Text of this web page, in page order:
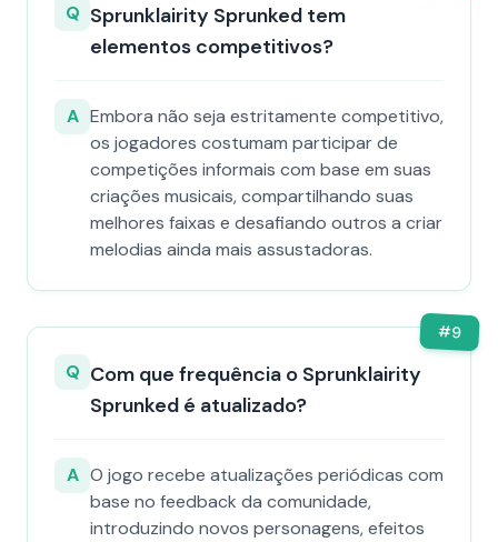
Q Sprunklairity Sprunked tem
elementos competitivos?
A Embora não seja estritamente competitivo,
os jogadores costumam participar de
competições informais com base em suas
criações musicais, compartilhando suas
melhores faixas e desafiando outros a criar
melodias ainda mais assustadoras.
#9
Q Com que frequência o Sprunklairity
Sprunked é atualizado?
A O jogo recebe atualizações periódicas com
base no feedback da comunidade,
introduzindo novos personagens, efeitos